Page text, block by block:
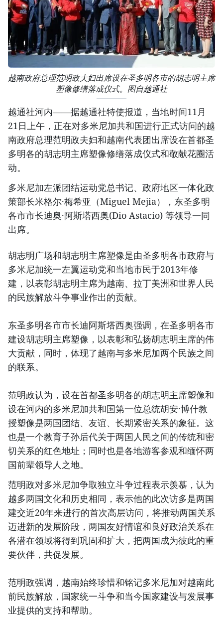
越南政府总理范明政夫妇出席设在圣多明各市的胡志明主席
塑像修缮落成仪式。图自越通社
越通社河内——据越通社特使报道，当地时间11月
21日上午，正在对多米尼加共和国进行正式访问的越
南政府总理范明政夫妇和越南代表团出席设在首都圣
多明各的胡志明主席塑像修缮落成仪式和敬献花圈活
动。
多米尼加左派团结运动党总书记、政府地区一体化政
策部长米格尔·梅希亚（Miguel Mejia），东圣多明
各市市长迪奥·阿斯塔西奥(Dio Astacio) 等领导一同
出席。
胡志明广场和胡志明主席塑像是由圣多明各市政府与
多米尼加统一左翼运动党和当地市民于2013年修
建，以表彰胡志明主席为越南、拉丁美洲和世界人民
的民族解放斗争事业作出的贡献。
东圣多明各市市长迪阿斯塔西奥强调，在圣多明各市
建设胡志明主席塑像，以表彰和弘扬胡志明主席的伟
大贡献，同时，体现了越南与多米尼加两个民族之间
的联系。
范明政认为，设在首都圣多明各的胡志明主席塑像和
设在河内的多米尼加共和国第一位总统胡安·博什教
授塑像是两国团结、友谊、长期紧密关系的象征。这
也是一个教育子孙后代关于两国人民之间的传统和密
切关系的红色地址；同时也是各地游客参观和缅怀两
国前辈领导人之地。
范明政对多米尼加争取独立斗争过程表示羡慕，认为
越多两国文化和历史相同，表示他的此次访多是两国
建交近20年来进行的首次高层访问，将推动两国关系
迈进新的发展阶段，两国友好情谊和良好政治关系在
各潜在领域将得到巩固和扩大，把两国成为彼此的重
要伙伴，共促发展。
范明政强调，越南始终珍惜和铭记多米尼加对越南此
前民族解放，国家统一斗争和当今国家建设与发展事
业提供的支持和帮助。